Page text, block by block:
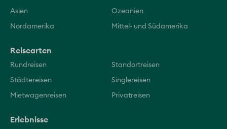
Asien Ozeanien
Nordamerika Mittel- und Südamerika
Reisearten
Rundreisen Standortreisen
Städtereisen Singlereisen
Mietwagenreisen Privatreisen
Erlebnisse